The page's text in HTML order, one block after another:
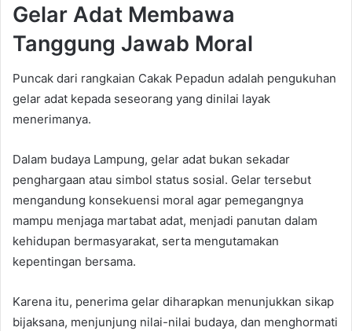
Gelar Adat Membawa
Tanggung Jawab Moral
Puncak dari rangkaian Cakak Pepadun adalah pengukuhan
gelar adat kepada seseorang yang dinilai layak
menerimanya.
Dalam budaya Lampung, gelar adat bukan sekadar
penghargaan atau simbol status sosial. Gelar tersebut
mengandung konsekuensi moral agar pemegangnya
mampu menjaga martabat adat, menjadi panutan dalam
kehidupan bermasyarakat, serta mengutamakan
kepentingan bersama.
Karena itu, penerima gelar diharapkan menunjukkan sikap
bijaksana, menjunjung nilai-nilai budaya, dan menghormati